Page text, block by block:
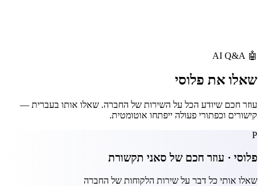
🤖
AI Q&A
שאלו את פלוסי
עוזר חכם שיודע הכל על השירות של החברה. שאלו אותו בעברית —
קישורים וכפתורי פעולה ייפתחו אוטומטית.
P
פלוסי · עוזר חכם של סאני תקשורת
שאלו אותי כל דבר על שירות הלקוחות של החברה